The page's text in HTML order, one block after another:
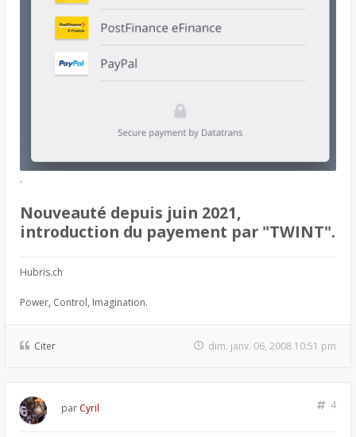
.
Nouveauté depuis juin 2021,
introduction du payement par "TWINT".
Hubris.ch
Power, Control, Imagination.
Citer dim. janv. 06, 2008 10:51 pm
4
par Cyril